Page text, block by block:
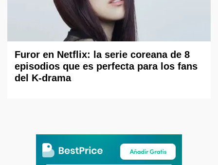
Furor en Netflix: la serie coreana de 8
episodios que es perfecta para los fans
del K-drama